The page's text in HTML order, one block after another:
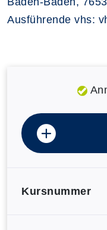
Ausführende vhs:
Kursnummer